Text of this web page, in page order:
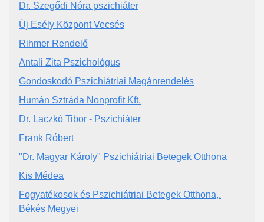
Dr. Szegődi Nóra pszichiáter
Új Esély Központ Vecsés
Rihmer Rendelő
Antali Zita Pszichológus
Gondoskodó Pszichiátriai Magánrendelés
Humán Sztráda Nonprofit Kft.
Dr. Laczkó Tibor - Pszichiáter
Frank Róbert
"Dr. Magyar Károly" Pszichiátriai Betegek Otthona
Kis Médea
Fogyatékosok és Pszichiátriai Betegek Otthona,.
Békés Megyei